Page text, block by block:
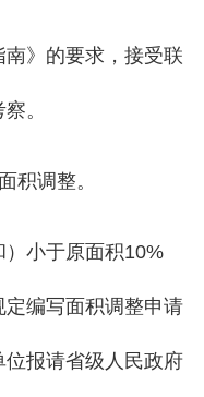
》的要求，接受联
。
积调整。
小于原面积10%
编写面积调整申请
报请省级人民政府